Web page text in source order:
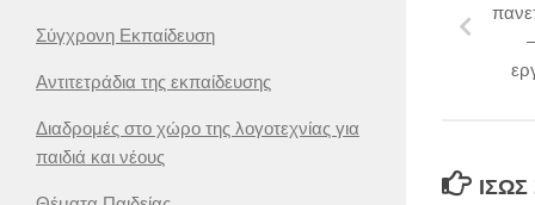
Σύγχρονη Εκπαίδευση
Αντιτετράδια της εκπαίδευσης
Διαδρομές στο χώρο της λογοτεχνίας για
παιδιά και νέους